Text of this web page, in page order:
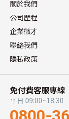
關於我們
公司歷程
企業徵才
聯絡我們
隱私政策
免付費客服專線
平日 09:00~18:30